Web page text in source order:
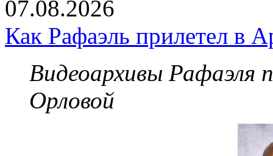
07.08.2026
Как Рафаэль прилетел в
Видеоархивы Рафаэля
Орловой